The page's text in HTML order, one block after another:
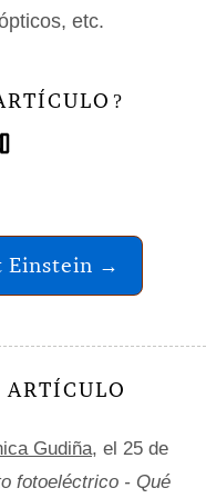
etc.
?
Einstein →
ARTÍCULO
Gudiña, el 25 de
fotoeléctrico - Qué